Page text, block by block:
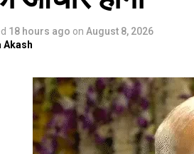
18 hours ago on August 8, 2026
Akash